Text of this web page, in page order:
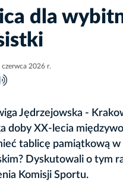
dla
2026 r.
Jędrzejowska -
doby XX-lecia
tablicę pamiątkową w
Dyskutowali o tym
Komisji Sportu.